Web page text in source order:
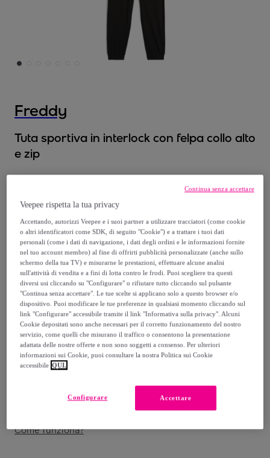
Freddy
Tuta sportiva in interlock con felpa collo alto
e zip
79 €
-50%
Venduto daFreddy
Consegna
Consegna da5,90 €
Gratuita da 49 € di acquisto
Consegna: tra il11/08
Come funziona?
Veepee rispetta la tua privacy
Accettando, autorizzi Veepee e i suoi partner a utilizzare tracciatori (come cookie
o altri identificatori come SDK, di seguito "Cookie") e a trattare i tuoi dati
personali (come i dati di navigazione, i dati degli ordini e le informazioni fornite
nel tuo account membro) al fine di offrirti pubblicità personalizzate (anche sullo
schermo della tua TV) e misurarne le prestazioni, effettuare alcune analisi
sull'attività di vendita e a fini di lotta contro le frodi. Puoi scegliere tra questi
diversi usi cliccando su "Configurare" o rifiutare tutto cliccando sul pulsante
"Continua senza accettare". Le tue scelte si applicano solo a questo browser e/o
dispositivo. Puoi modificare le tue preferenze in qualsiasi momento cliccando sul
link "Configurare" accessibile tramite il link "Informativa sulla privacy". Alcuni
Cookie depositati sono anche necessari per il corretto funzionamento del nostro
servizio, come quelli che misurano il traffico o consentono la presentazione
adattata delle nostre offerte e non sono soggetti a consenso. Per ulteriori
informazioni sui Cookie, puoi consultare la nostra Politica sui Cookie
accessibile QUI.
Accettare
Configurare
Continua senza accettare